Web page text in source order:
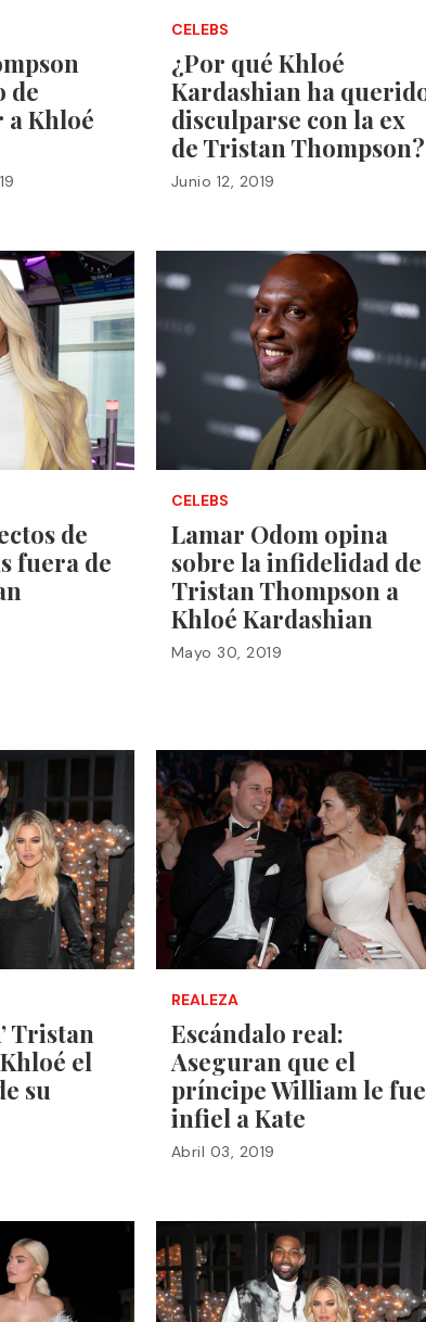
de
Khloé
CELEBS
¿Por qué Khloé
Kardashian ha
disculparse con la ex
de Tristan Thompson?
Junio 12, 2019
de
fuera de
CELEBS
Lamar Odom opina
sobre la infidelidad de
Tristan Thompson a
Khloé Kardashian
Mayo 30, 2019
Tristan
el
su
REALEZA
Escándalo real:
Aseguran que el
príncipe William le fue
infiel a Kate
Abril 03, 2019